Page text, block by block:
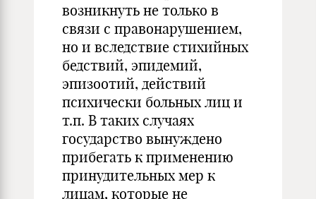
возникнуть не только в
связи с правонаруше­нием,
но и вследствие стихийных
бедствий, эпидемий,
эпизоо­тий, действий
психически больных лиц и
т.п. В таких случаях
государство вынуждено
прибегать к применению
принудитель­ных мер к
лицам, которые не